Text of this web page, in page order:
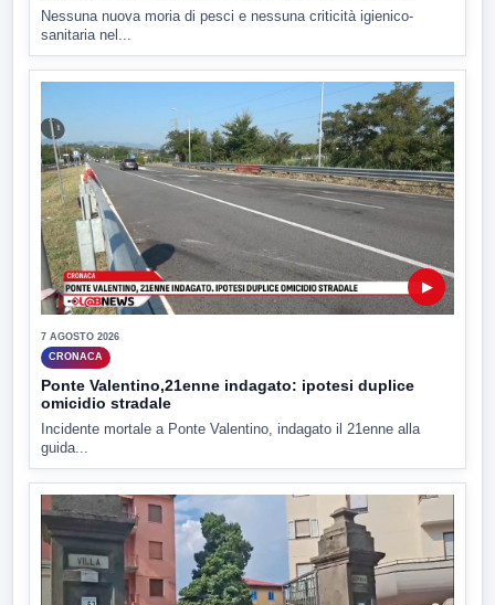
Nessuna nuova moria di pesci e nessuna criticità igienico-
sanitaria nel...
▶
7 AGOSTO 2026
CRONACA
Ponte Valentino,21enne indagato: ipotesi duplice
omicidio stradale
Incidente mortale a Ponte Valentino, indagato il 21enne alla
guida...